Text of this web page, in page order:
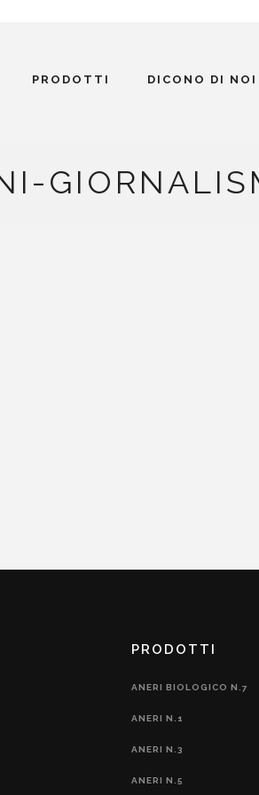
PRODOTTI DICONO DI NOI
PRODOTTI
ANERI BIOLOGICO N.7
ANERI N.1
ANERI N.3
ANERI N.5